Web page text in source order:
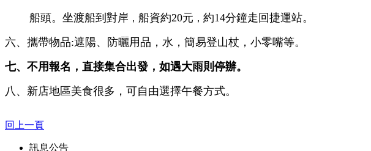
船頭。坐渡船到對岸 ， 船資約20元 ， 約14分鐘走回捷運站。
六、攜帶物品:遮陽、防曬用品，水，簡易登山杖，小零嘴等。
七、不用報名，直接集合出發，如遇大雨則停辦。
八、新店地區美食很多，可自由選擇午餐方式。
回上一頁
訊息公告